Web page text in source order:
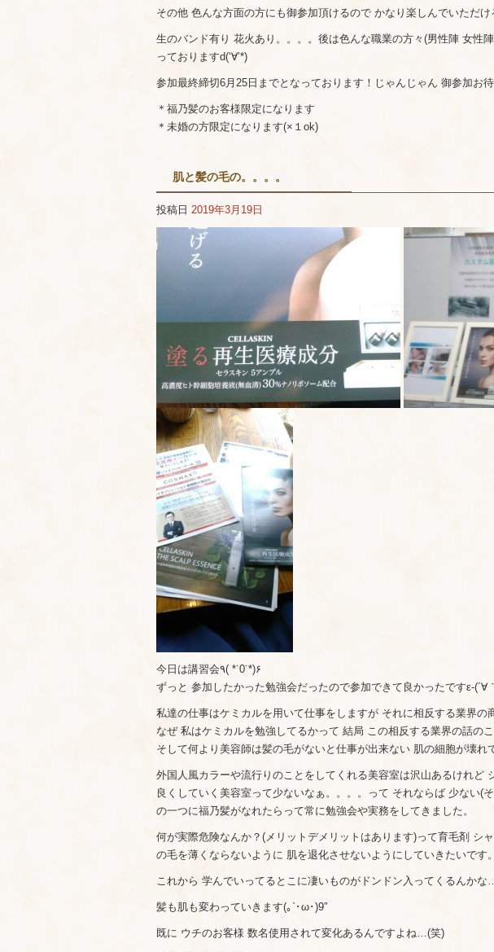
その他 色んな方面の方にも御参加頂けるので かなり楽しんでいただけ
生のバンド有り 花火あり。。。。後は色んな職業の方々(男性陣 女性
っておりますd(‘∀’*)
参加最終締切6月25日までとなっております！じゃんじゃん 御参加お待
＊福乃髪のお客様限定になります
＊未婚の方限定になります(×１ok)
肌と髪の毛の。。。。
投稿日 2019年3月19日
今日は講習会٩( *˙0˙*)۶
ずっと 参加したかった勉強会だったので参加できて良かったですε-(´∀
私達の仕事はケミカルを用いて仕事をしますが それに相反する業界の
なぜ 私はケミカルを勉強してるかって 結局 この相反する業界の話の
そして何より美容師は髪の毛がないと仕事が出来ない 肌の細胞が壊れ
外国人風カラーや流行りのことをしてくれる美容室は沢山あるけれど
良くしていく美容室って少ないなぁ。。。。って それならば 少ない(
の一つに福乃髪がなれたらって常に勉強会や実務をしてきました。
何が実際危険なんか？(メリットデメリットはあります)って育毛剤 シ
の毛を薄くならないように 肌を退化させないようにしていきたいです。
これから 学んでいってるとこに凄いものがドンドン入ってくるんかな
髪も肌も変わっていきます(｡`･ω･)9″
既に ウチのお客様 数名使用されて変化あるんですよね…(笑)